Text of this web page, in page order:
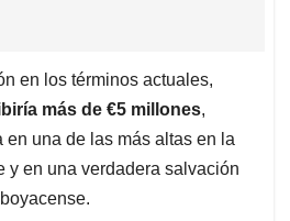
en los términos actuales,
más de €5 millones,
en una de las más altas en la
y en una verdadera salvación